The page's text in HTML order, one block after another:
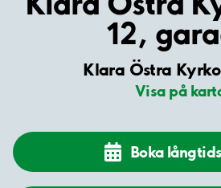
12,
Klara Östra
Visa på
Boka